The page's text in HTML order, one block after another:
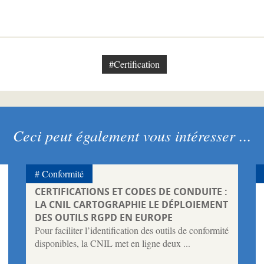
#Certification
Ceci peut également vous intéresser ...
CERTIFICATIONS ET CODES DE CONDUITE :
LA CNIL CARTOGRAPHIE LE DÉPLOIEMENT
DES OUTILS RGPD EN EUROPE
Pour faciliter l’identification des outils de conformité
disponibles, la CNIL met en ligne deux ...
Conformité